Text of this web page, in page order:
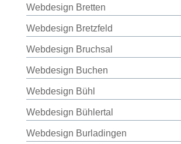
Webdesign Bretten
Webdesign Bretzfeld
Webdesign Bruchsal
Webdesign Buchen
Webdesign Bühl
Webdesign Bühlertal
Webdesign Burladingen